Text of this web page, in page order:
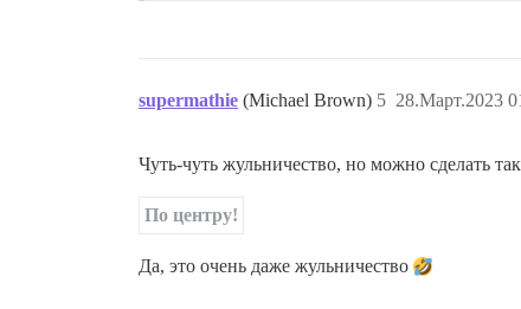
supermathie (Michael Brown) 28.Март.2023
5
Чуть-чуть жульничество, но можно сделать
По центру!
Да, это очень даже жульничество